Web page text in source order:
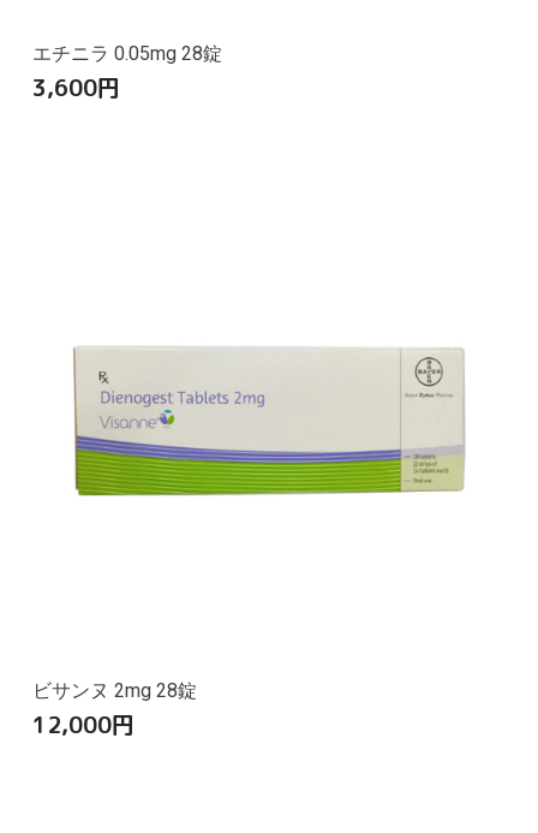
エチニラ 0.05mg 28錠
3,600円
ビサンヌ 2mg 28錠
12,000円